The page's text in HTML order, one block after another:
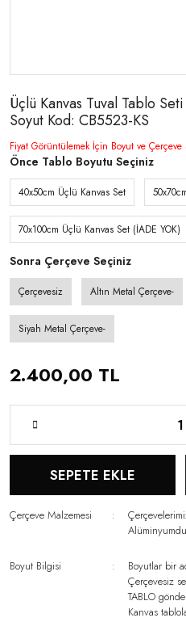
Üçlü Kanvas Tuval Tablo
Soyut Kod: CB5523-KS
Fiyat Görüntülemek İçin Boyut ve Çerçeve
Önce Tablo Boyutu Seçiniz
40x50cm Üçlü Kanvas Set
70x100cm Üçlü Kanvas Set (İADE YOK)
Sonra Çerçeve Seçiniz
Çerçevesiz Altın Metal Çerçeve-
Siyah Metal Çerçeve-
2.400,00 TL
SEPETE EKLE
Çerçeve Malzemesi
Boyut Bilgisi
Boyutlar bir
Çerçevesiz
TABLO
Kanvas